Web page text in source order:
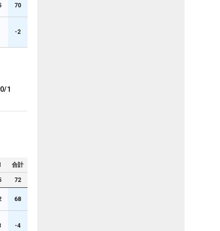
70
-2
0/1
合計
72
68
-4